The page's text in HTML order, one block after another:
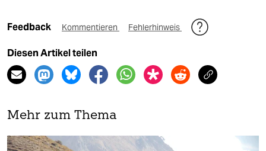
Feedback Kommentieren Fehlerhinweis
Diesen Artikel teilen
Mehr zum Thema